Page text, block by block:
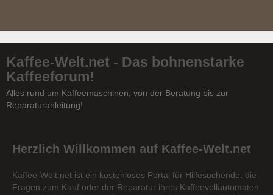
Kaffee-Welt.net - Das bohnenstarke
Kaffeeforum!
Alles rund um Kaffeemaschinen, von der Beratung bis zur
Reparaturanleitung!
Herzlich Willkommen auf Kaffee-Welt.net
Kaffee-Welt.net ist ein kostenloses Portal für Hilfesuchende, die
Fragen zum Kauf oder der Reparatur ihres Kaffeevollautomaten